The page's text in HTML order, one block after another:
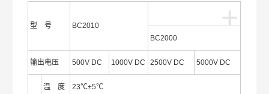
+
型 号
BC2010
BC2000
输出电压 500V DC 1000V DC 2500V DC 5000V DC
温 度 23℃±5℃